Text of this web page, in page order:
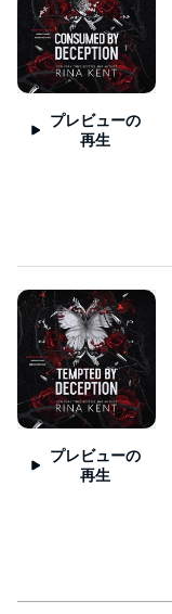
プレビューの
再生
プレビューの
再生